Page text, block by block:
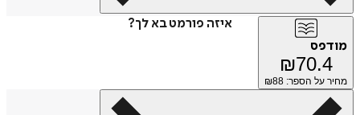
איזה פורמט בא לך?
מודפס
₪70.4
מחיר על הספר: ₪ 88